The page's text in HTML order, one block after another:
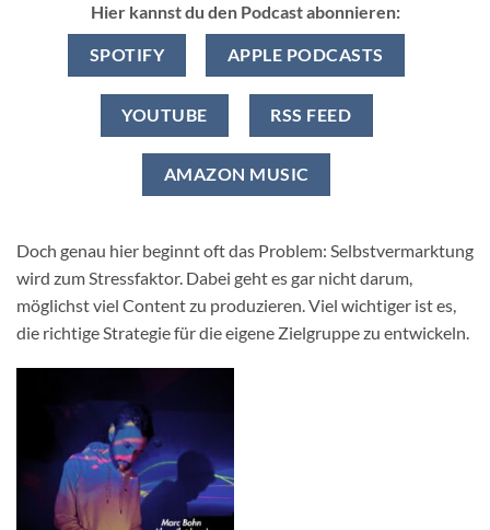
Hier kannst du den Podcast abonnieren:
SPOTIFY APPLE PODCASTS
YOUTUBE RSS FEED
AMAZON MUSIC
Doch genau hier beginnt oft das Problem: Selbstvermarktung
wird zum Stressfaktor. Dabei geht es gar nicht darum,
möglichst viel Content zu produzieren. Viel wichtiger ist es,
die richtige Strategie für die eigene Zielgruppe zu entwickeln.